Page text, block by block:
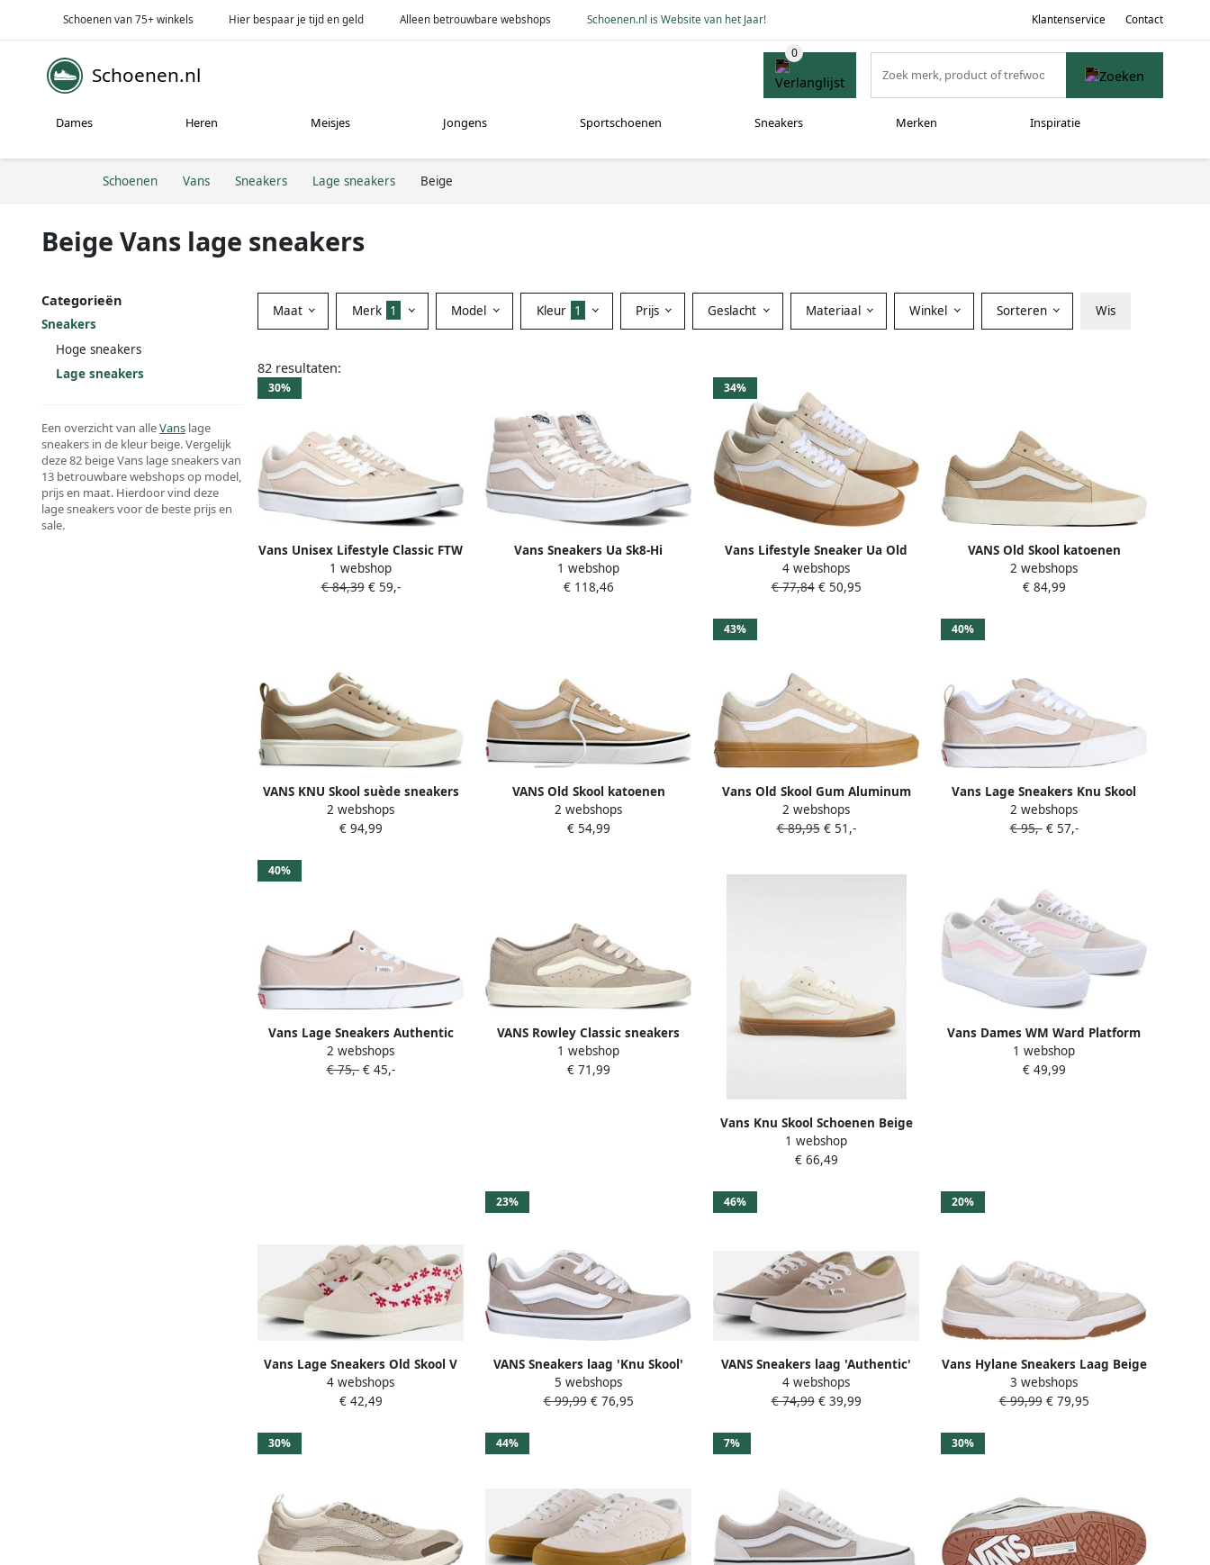
Schoenen van 75+ winkels Hier bespaar je tijd en geld Alleen betrouwbare webshops Schoenen.nl is Website van het Jaar! Klantenservice Contact
Schoenen.nl
Dames Heren Meisjes Jongens Sportschoenen Sneakers Merken Inspiratie
Schoenen Vans Sneakers Lage sneakers Beige
Beige Vans lage sneakers
Categorieën
Sneakers
Hoge sneakers
Lage sneakers
Een overzicht van alleVans lage
sneakers in de kleur beige. Vergelijk
deze 82 beige Vans lage sneakers van
13 betrouwbare webshops op model,
prijs en maat. Hierdoor vind deze
lage sneakers voor de beste prijs en
sale.
Maat Merk 1 Model Kleur 1 Prijs Geslacht Materiaal Winkel Sorteren Wis
82 resultaten:
30%
Vans Unisex Lifestyle Classic FTW
Sneaker Old Skool Color Theory
French Oak
1 webshop
€ 84,39€ 59,-
Vans Sneakers Ua Sk8-Hi
Kleurentheorie Fashion Wear
Volwassen
1 webshop
€ 118,46
34%
Vans Lifestyle Sneaker Ua Old
Skool 000D3H VN2LH Oatmeal
Gum
4 webshops
€ 77,84€ 50,95
VANS Old Skool katoenen
sneakers zand wit
2 webshops
€ 84,99
VANS KNU Skool suède sneakers
zand wit
2 webshops
€ 94,99
VANS Old Skool katoenen
sneakers met panterprint beige
2 webshops
€ 54,99
43%
Vans Old Skool Gum Aluminum
Suede Unisex
2 webshops
€ 89,95€ 51,-
40%
Vans Lage Sneakers Knu Skool
COLOR THEORY MUSHROOM
2 webshops
€ 95,-€ 57,-
40%
Vans Lage Sneakers Authentic
COLOR THEORY MUSHROOM
2 webshops
€ 75,-€ 45,-
VANS Rowley Classic sneakers
zand beige
1 webshop
€ 71,99
Vans Knu Skool Schoenen Beige
Maat: 38.5 Suède Foot Locker
1 webshop
€ 66,49
Vans Dames WM Ward Platform
Color Block Beige
1 webshop
€ 49,99
Vans Lage Sneakers Old Skool V
Chantilly Floral RACING RED
4 webshops
€ 42,49
23%
VANS Sneakers laag 'Knu Skool'
brokaat wit
5 webshops
€ 99,99€ 76,95
46%
VANS Sneakers laag 'Authentic'
cappuccino
4 webshops
€ 74,99€ 39,99
20%
Vans Hylane Sneakers Laag Beige
3 webshops
€ 99,99€ 79,95
30% 44% 7% 30%